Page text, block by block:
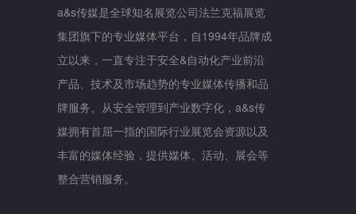
a&s传媒是全球知名展览公司法兰克福展览
集团旗下的专业媒体平台，自1994年品牌成
立以来，一直专注于安全&自动化产业前沿
产品、技术及市场趋势的专业媒体传播和品
牌服务。从安全管理到产业数字化，a&s传
媒拥有首屈一指的国际行业展览会资源以及
丰富的媒体经验，提供媒体、活动、展会等
整合营销服务。